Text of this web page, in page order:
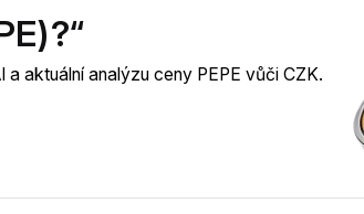
aktuální analýzu ceny PEPE vůči CZK.